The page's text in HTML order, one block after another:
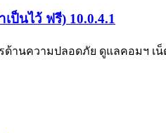
ป็นไว้ ฟรี) 10.0.4.1
านความปลอดภัย ดูแลคอมฯ เ